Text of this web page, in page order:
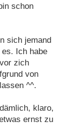
schon
sich jemand
Ich habe
zich
von
^^.
klaro,
ernst zu